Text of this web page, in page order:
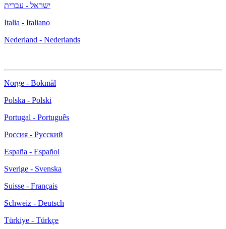
ישראל - עברית
Italia - Italiano
Nederland - Nederlands
Norge - Bokmål
Polska - Polski
Portugal - Português
Россия - Русский
España - Español
Sverige - Svenska
Suisse - Français
Schweiz - Deutsch
Türkiye - Türkçe